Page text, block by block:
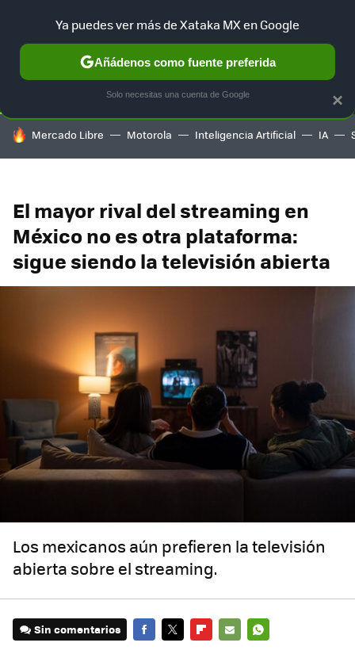
SELECCIÓN GAMING HOME AUTO TERRITORIO
HOY SE HABLA DE
Mercado Libre Motorola Inteligencia Artificial IA
El mayor rival del streaming en
México no es otra plataforma:
sigue siendo la televisión abierta
Los mexicanos aún prefieren la televisión
abierta sobre el streaming.
Sin comentarios
×
Ya puedes ver más de Xataka MX en Google
Añádenos como fuente preferida
Solo necesitas una cuenta de Google